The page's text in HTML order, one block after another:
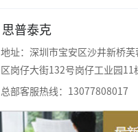
思普泰克
地址：深圳市宝安区沙井新桥芙
区岗仔大街132号岗仔工业园11
总部客服热线：13077808017